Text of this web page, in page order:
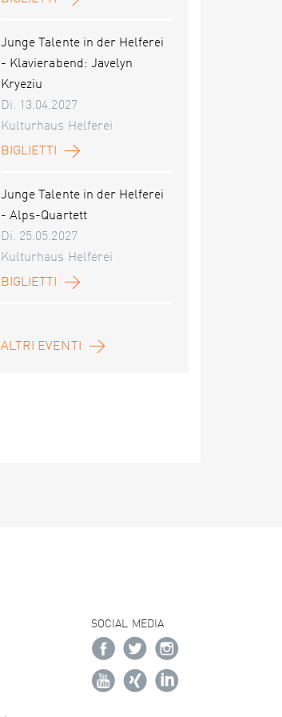
Junge Talente in der Helferei
- Klavierabend: Javelyn
Kryeziu
Di. 13.04.2027
Kulturhaus Helferei
BIGLIETTI
Junge Talente in der Helferei
- Alps-Quartett
Di. 25.05.2027
Kulturhaus Helferei
BIGLIETTI
ALTRI EVENTI
SOCIAL MEDIA